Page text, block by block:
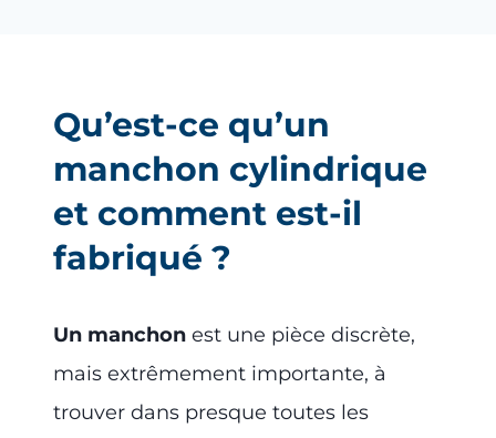
Qu’est-ce qu’un
manchon cylindrique
et comment est-il
fabriqué ?
Un manchon est une pièce discrète,
mais extrêmement importante, à
trouver dans presque toutes les